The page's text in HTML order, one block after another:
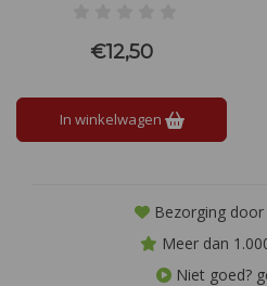
romig en vol, met smaken van
boter en citrus. De lange
perfecte balans tussen frisheid
en houtinvloeden
€12,50
In winkelwagen
Bezorging
Meer dan
Niet goed?